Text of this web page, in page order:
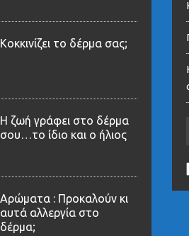
Κοκκινίζει το δέρμα σας;
Η ζωή γράφει στο δέρμα
σου…το ίδιο και ο ήλιος
Αρώματα : Προκαλούν κι
αυτά αλλεργία στο
δέρμα;